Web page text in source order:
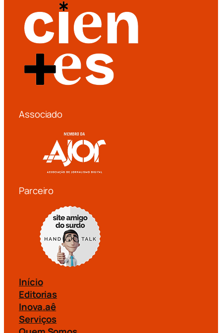
Associado
Parceiro
Início
Editorias
Inova.aê
Serviços